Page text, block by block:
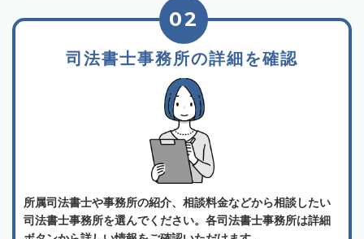
司法書士事務所の詳細を確認
02
所属司法書士や事務所の紹介、相談料金などから相談したい
司法書士事務所を選んでください。各司法書士事務所は詳細